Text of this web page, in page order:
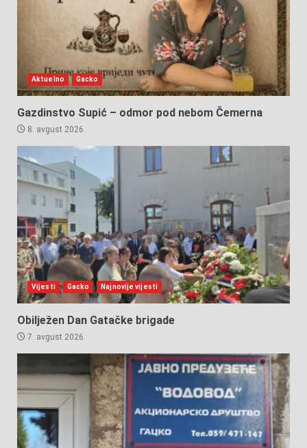
Aktuelno Gacko
Gazdinstvo Supić – odmor pod nebom Čemerna
8. avgust 2026.
Vijesti Gacko Najnovije vijesti
Obilježen Dan Gatačke brigade
7. avgust 2026.